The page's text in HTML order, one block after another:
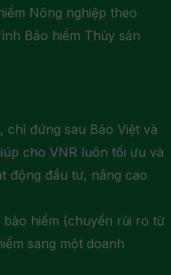
Nông nghiệp theo
Bảo hiểm Thủy sản
chỉ đứng sau Bảo Việt và
cho VNR luôn tối ưu và
động đầu tư, nâng cao
hiểm (chuyển rủi ro từ
sang một doanh